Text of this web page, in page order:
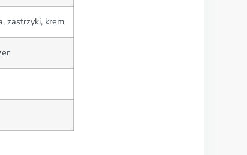
zastrzyki, krem